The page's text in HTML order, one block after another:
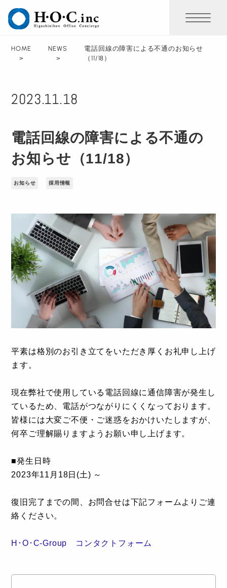
HOME NEWS
電話回線の障害による不通のお知らせ
（11/18）
2023.11.18
電話回線の障害による不通の
お知らせ（11/18）
お知らせ 採用情報
平素は格別のお引き立てをいただき厚くお礼申し上げ
ます。
現在弊社で使用している電話回線に通信障害が発生し
ているため、電話がつながりにくくなっております。
皆様には大変ご不便・ご迷惑をおかけいたしますが、
何卒ご理解賜りますようお願い申し上げます。
■発生日時
2023年11月18日(土) ～
復旧完了までの間、お問合せは下記フォームよりご連
絡ください。
H･O･C-Group コンタクトフォーム